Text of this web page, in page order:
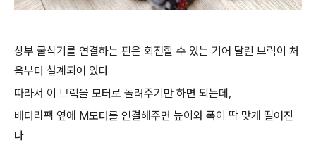
상부 굴삭기를 연결하는 핀은 회전할 수 있는 기어 달린 브릭이 처
음부터 설계되어 있다
따라서 이 브릭을 모터로 돌려주기만 하면 되는데,
배터리팩 옆에 M모터를 연결해주면 높이와 폭이 딱 맞게 떨어진
다